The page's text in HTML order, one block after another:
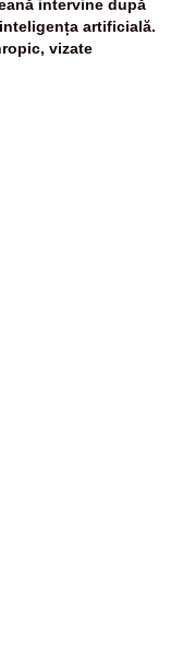
intervine după
artificială.
vizate